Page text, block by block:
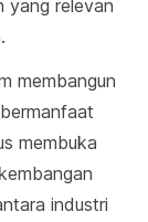
yang relevan
membangun
membuka
industri